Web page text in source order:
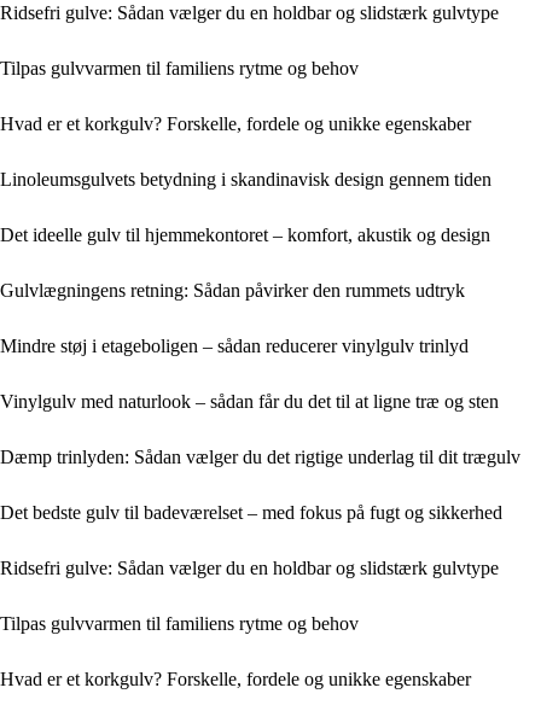
Ridsefri gulve: Sådan vælger du en holdbar og slidstærk gulvtype
Tilpas gulvvarmen til familiens rytme og behov
Hvad er et korkgulv? Forskelle, fordele og unikke egenskaber
Linoleumsgulvets betydning i skandinavisk design gennem tiden
Det ideelle gulv til hjemmekontoret – komfort, akustik og design
Gulvlægningens retning: Sådan påvirker den rummets udtryk
Mindre støj i etageboligen – sådan reducerer vinylgulv trinlyd
Vinylgulv med naturlook – sådan får du det til at ligne træ og sten
Dæmp trinlyden: Sådan vælger du det rigtige underlag til dit trægulv
Det bedste gulv til badeværelset – med fokus på fugt og sikkerhed
Ridsefri gulve: Sådan vælger du en holdbar og slidstærk gulvtype
Tilpas gulvvarmen til familiens rytme og behov
Hvad er et korkgulv? Forskelle, fordele og unikke egenskaber